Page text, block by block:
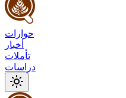
حوارات
أخبار
تأملات
دراسات